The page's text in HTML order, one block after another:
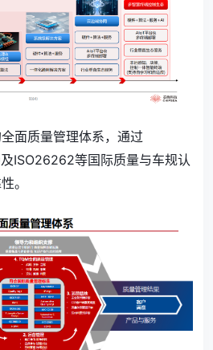
面质量管理体系，通过
ISO26262等国际质量与车规认
。